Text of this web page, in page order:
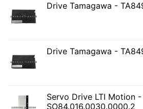
Drive Tamagawa -
Drive Tamagawa -
Servo Drive LTI Motion -
SO84.016.0030.0000.2